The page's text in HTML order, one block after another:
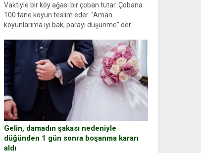
Vaktiyle bir köy ağası bir çoban tutar. Çobana
100 tane koyun teslim eder. “Aman
koyunlarıma iyi bak, parayı düşünme” der
Gelin, damadın şakası nedeniyle
düğünden 1 gün sonra boşanma kararı
aldı